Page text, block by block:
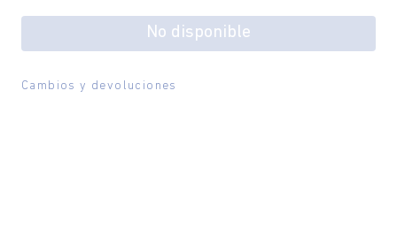
No disponible
Cambios y devoluciones